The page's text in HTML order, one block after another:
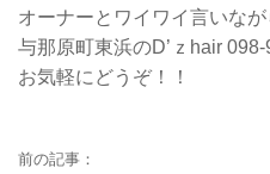
オーナーとワイワイ言いなが
与那原町東浜のD’ｚhair
お気軽にどうぞ！！